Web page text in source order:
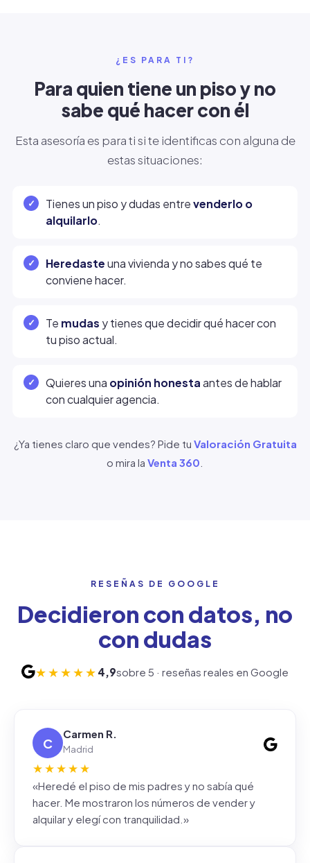
¿ES PARA TI?
Para quien tiene un piso y no
sabe qué hacer con él
Esta asesoría es para ti si te identificas con alguna de
estas situaciones:
Tienes un piso y dudas entrevenderlo o
alquilarlo.
Heredasteuna vivienda y no sabes qué te
conviene hacer.
Te mudas y tienes que decidir qué hacer con
tu piso actual.
Quieres una opinión honestaantes de hablar
con cualquier agencia.
¿Ya tienes claro que vendes? Pide tu Valoración Gratuita
o mira la Venta 360
RESEÑAS DE GOOGLE
Decidieron con datos, no
con dudas
★★★★★ 4,9sobre 5 · reseñas reales en Google
C
Carmen R.
Madrid
★★★★★
«Heredé el piso de mis padres y no sabía qué
hacer. Me mostraron los números de vender y
alquilar y elegí con tranquilidad.»